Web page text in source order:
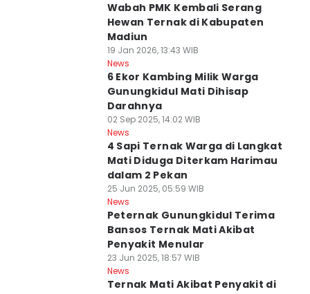
Wabah PMK Kembali Serang
Hewan Ternak di Kabupaten
Madiun
19 Jan 2026, 13:43 WIB
News
6 Ekor Kambing Milik Warga
Gunungkidul Mati Dihisap
Darahnya
02 Sep 2025, 14:02 WIB
News
4 Sapi Ternak Warga di Langkat
Mati Diduga Diterkam Harimau
dalam 2 Pekan
25 Jun 2025, 05:59 WIB
News
Peternak Gunungkidul Terima
Bansos Ternak Mati Akibat
Penyakit Menular
23 Jun 2025, 18:57 WIB
News
Ternak Mati Akibat Penyakit di